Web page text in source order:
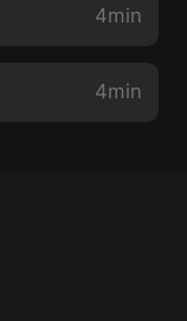
4min
4min